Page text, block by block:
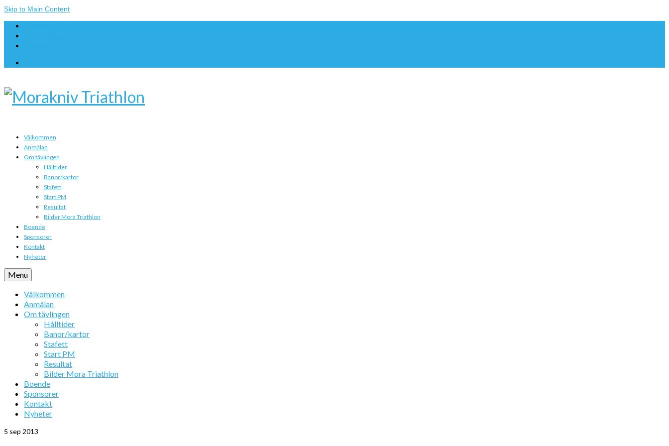
Skip to Main Content
Välkommen
Anmälan
Om tävlingen
Hålltider
Banor/kartor
Stafett
Start PM
Resultat
Bilder Mora Triathlon
Boende
Sponsorer
Kontakt
Nyheter
Menu
Välkommen
Anmälan
Om tävlingen
Hålltider
Banor/kartor
Stafett
Start PM
Resultat
Bilder Mora Triathlon
Boende
Sponsorer
Kontakt
Nyheter
5 sep 2013